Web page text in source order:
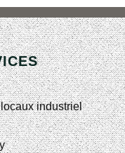
industriel